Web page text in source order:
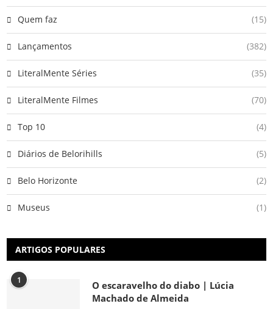
Quem faz (15)
Lançamentos (382)
LiteralMente Séries (35)
LiteralMente Filmes (70)
Top 10 (4)
Diários de Belorihills (5)
Belo Horizonte (2)
Museus (1)
ARTIGOS POPULARES
1
O escaravelho do diabo | Lúcia
Machado de Almeida